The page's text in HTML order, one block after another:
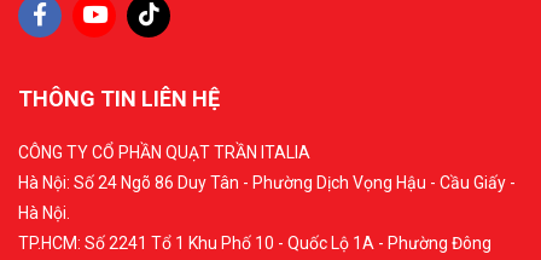
THÔNG TIN LIÊN HỆ
CÔNG TY CỔ PHẦN QUẠT TRẦN ITALIA
Hà Nội: Số 24 Ngõ 86 Duy Tân - Phường Dịch Vọng Hậu - Cầu Giấy -
Hà Nội.
TP.HCM: Số 2241 Tổ 1 Khu Phố 10 - Quốc Lộ 1A - Phường Đông